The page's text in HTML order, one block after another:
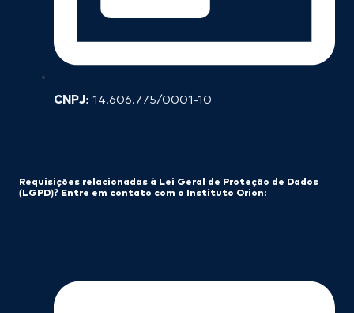
CNPJ: 14.606.775/0001-10
Requisições relacionadas à Lei Geral de Proteção de Dados
(LGPD)? Entre em contato com o Instituto Orion: